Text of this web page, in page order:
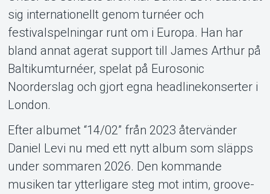
sig internationellt genom turnéer och
festivalspelningar runt om i Europa. Han har
bland annat agerat support till James Arthur på
Baltikumturnéer, spelat på Eurosonic
Noorderslag och gjort egna headlinekonserter i
London.
Efter albumet “14/02” från 2023 återvänder
Daniel Levi nu med ett nytt album som släpps
under sommaren 2026. Den kommande
musiken tar ytterligare steg mot intim, groove-